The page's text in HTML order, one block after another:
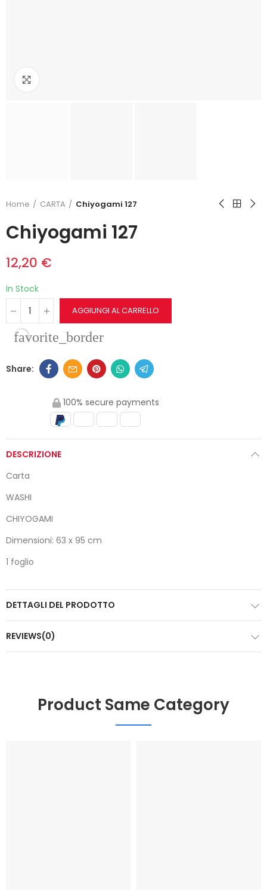
Home CARTA Chiyogami 127
Chiyogami 127
12,20 €
In Stock
AGGIUNGI AL CARRELLO
favorite_border
100% secure payments
DESCRIZIONE
Carta
WASHI
CHIYOGAMI
Dimensioni: 63 x 95 cm
1 foglio
DETTAGLI DEL PRODOTTO
REVIEWS(0)
Product Same Category